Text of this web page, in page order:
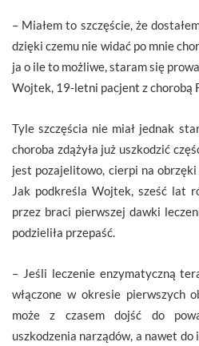
– Miałem to szczęście, że
dzięki czemu nie widać po mnie
ja o ile to możliwe, staram się
Wojtek, 19-letni pacjent z chorobą
Tyle szczęścia nie miał jednak
choroba zdążyła już uszkodzić
jest pozajelitowo, cierpi na obrzęki
Jak podkreśla Wojtek, sześć lat
przez braci pierwszej dawki
podzieliła przepaść.
– Jeśli leczenie enzymatyczną
włączone w okresie pierwszych
może z czasem dojść do
uszkodzenia narządów, a nawet